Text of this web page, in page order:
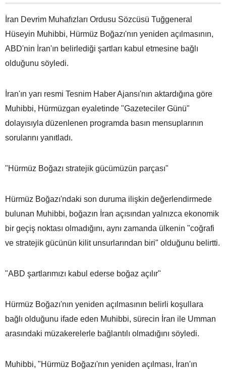
İran Devrim Muhafızları Ordusu Sözcüsü Tuğgeneral
Hüseyin Muhibbi, Hürmüz Boğazı'nın yeniden açılmasının,
ABD'nin İran'ın belirlediği şartları kabul etmesine bağlı
olduğunu söyledi.
İran'ın yarı resmi Tesnim Haber Ajansı'nın aktardığına göre
Muhibbi, Hürmüzgan eyaletinde "Gazeteciler Günü"
dolayısıyla düzenlenen programda basın mensuplarının
sorularını yanıtladı.
"Hürmüz Boğazı stratejik gücümüzün parçası"
Hürmüz Boğazı'ndaki son duruma ilişkin değerlendirmede
bulunan Muhibbi, boğazın İran açısından yalnızca ekonomik
bir geçiş noktası olmadığını, aynı zamanda ülkenin "coğrafi
ve stratejik gücünün kilit unsurlarından biri" olduğunu belirtti.
"ABD şartlarımızı kabul ederse boğaz açılır"
Hürmüz Boğazı'nın yeniden açılmasının belirli koşullara
bağlı olduğunu ifade eden Muhibbi, sürecin İran ile Umman
arasındaki müzakerelerle bağlantılı olmadığını söyledi.
Muhibbi, "Hürmüz Boğazı'nın yeniden açılması, İran'ın